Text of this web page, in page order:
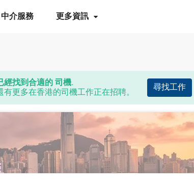
中介服務 更多資訊
經找到合適的 司機.
有更多在香港的司機工作正在招聘。
尋找工作